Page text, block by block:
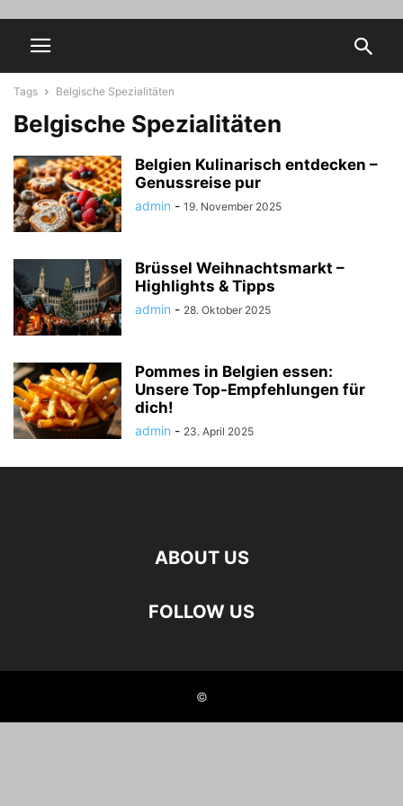
Tags Belgische Spezialitäten
Belgische Spezialitäten
Belgien Kulinarisch entdecken –
Genussreise pur
admin - 19. November 2025
Brüssel Weihnachtsmarkt –
Highlights & Tipps
admin - 28. Oktober 2025
Pommes in Belgien essen:
Unsere Top-Empfehlungen für
dich!
admin - 23. April 2025
ABOUT US
FOLLOW US
©